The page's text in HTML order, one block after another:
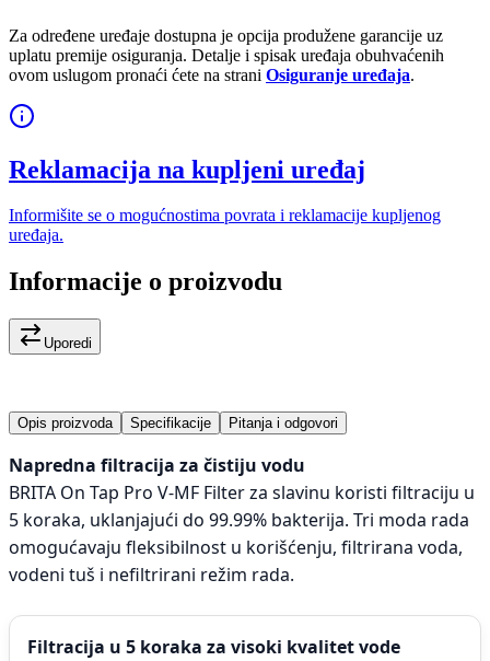
Za određene uređaje dostupna je opcija produžene garancije uz
uplatu premije osiguranja. Detalje i spisak uređaja obuhvaćenih
ovom uslugom pronaći ćete na strani Osiguranje uređaja.
Reklamacija na kupljeni uređaj
Informišite se o mogućnostima povrata i reklamacije kupljenog
uređaja.
Informacije o proizvodu
Uporedi
Opis proizvoda Specifikacije Pitanja i odgovori
Napredna filtracija za čistiju vodu
BRITA On Tap Pro V-MF Filter za slavinu koristi filtraciju u
5 koraka, uklanjajući do 99.99% bakterija. Tri moda rada
omogućavaju fleksibilnost u korišćenju, filtrirana voda,
vodeni tuš i nefiltrirani režim rada.
Filtracija u 5 koraka za visoki kvalitet vode